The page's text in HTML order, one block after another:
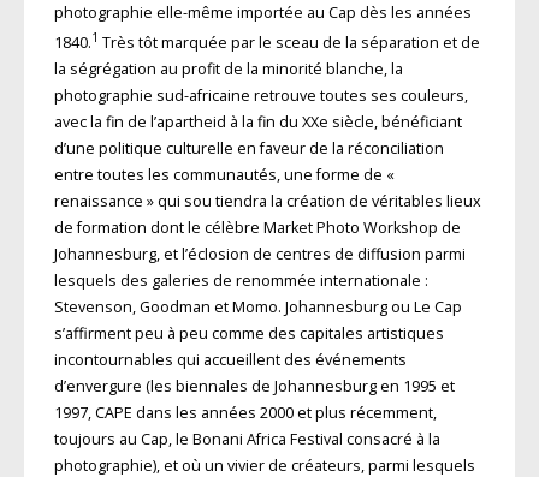
photographie elle-même importée au Cap dès les années
1840.1 Très tôt marquée par le sceau de la séparation et de
la ségrégation au profit de la minorité blanche, la
photographie sud-africaine retrouve toutes ses couleurs,
avec la fin de l’apartheid à la fin du XXe siècle, bénéficiant
d’une politique culturelle en faveur de la réconciliation
entre toutes les communautés, une forme de «
renaissance » qui sou tiendra la création de véritables lieux
de formation dont le célèbre Market Photo Workshop de
Johannesburg, et l’éclosion de centres de diffusion parmi
lesquels des galeries de renommée internationale :
Stevenson, Goodman et Momo. Johannesburg ou Le Cap
s’affirment peu à peu comme des capitales artistiques
incontournables qui accueillent des événements
d’envergure (les biennales de Johannesburg en 1995 et
1997, CAPE dans les années 2000 et plus récemment,
toujours au Cap, le Bonani Africa Festival consacré à la
photographie), et où un vivier de créateurs, parmi lesquels